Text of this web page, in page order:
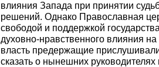
влияния Запада при принятии
решений. Однако Православная
свободой и поддержкой
духовно-нравственного влияния
власть предержащие
сказать о нынешних руководителях